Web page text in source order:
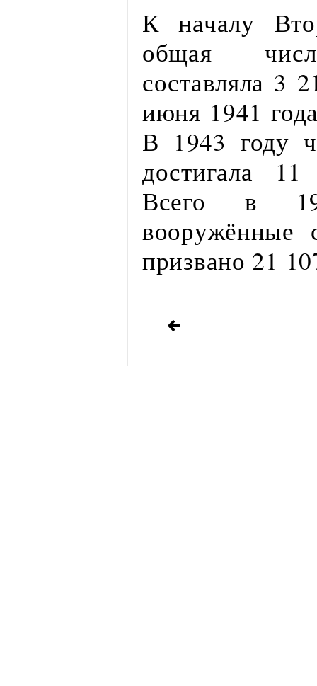
К началу
общая
составляла 3
июня 1941
В 1943 году
достигала
Всего в
вооружённые
призвано 21